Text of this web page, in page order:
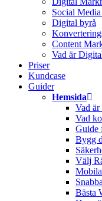
Social
Digital byrå
Content
Vad är
Priser
Kundcase
Guider
Hemsida
Vad är
Vad
Guide
Bygg
Välj
Bästa